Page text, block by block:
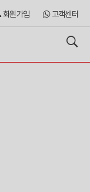
회원가입 고객센터